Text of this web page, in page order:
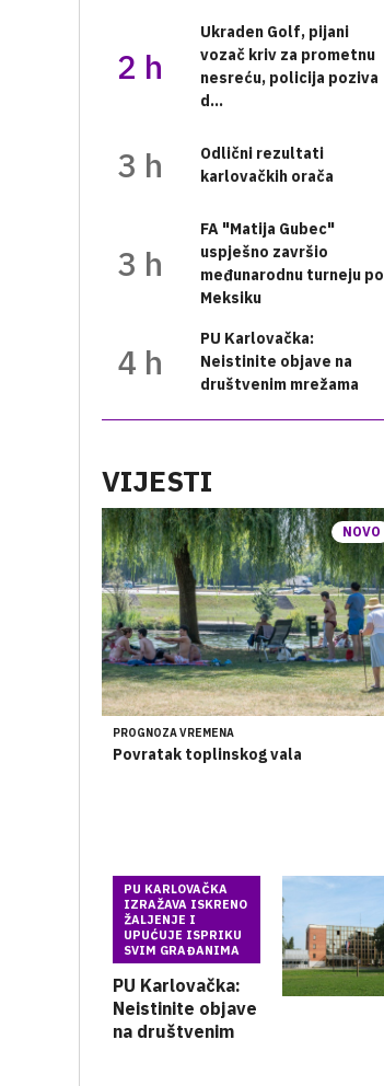
2 h
Ukraden Golf, pijani
vozač kriv za prometnu
nesreću, policija poziva
d...
3 h
Odlični rezultati
karlovačkih orača
3 h
FA "Matija Gubec"
uspješno završio
međunarodnu turneju po
Meksiku
4 h
PU Karlovačka:
Neistinite objave na
društvenim mrežama
VIJESTI
NOVO
PROGNOZA VREMENA
Povratak toplinskog vala
PU KARLOVAČKA
IZRAŽAVA ISKRENO
ŽALJENJE I
UPUĆUJE ISPRIKU
SVIM GRAĐANIMA
PU Karlovačka:
Neistinite objave
na društvenim